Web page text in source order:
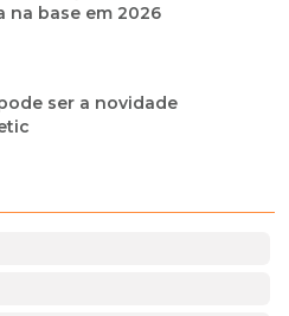
na base em 2026
ser a novidade